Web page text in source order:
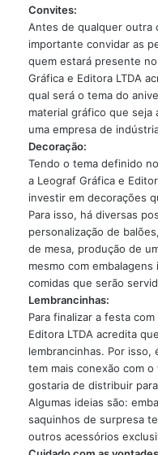
Convites:
Antes de qualquer outra
importante convidar as
quem estará presente
Gráfica e Editora LTDA
qual será o tema do
material gráfico que seja
uma empresa de
Decoração:
Tendo o tema definido
a Leograf Gráfica e
investir em decorações
Para isso, há diversas
personalização de
de mesa, produção de
mesmo com
comidas que serão
Lembrancinhas:
Para finalizar a festa
Editora LTDA acredita
lembrancinhas. Por
tem mais conexão com
gostaria de distribuir
Algumas ideias são:
saquinhos de surpresa
outros acessórios